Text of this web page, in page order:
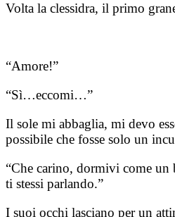
Volta la clessidra, il primo
“Amore!”
“Sì…eccomi…”
Il sole mi abbaglia, mi devo
possibile che fosse solo un
“Che carino, dormivi come un
ti stessi parlando.”
I suoi occhi lasciano per un